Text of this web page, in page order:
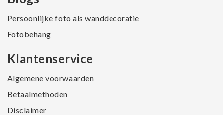
Persoonlijke foto als wanddecoratie
Fotobehang
Klantenservice
Algemene voorwaarden
Betaalmethoden
Disclaimer